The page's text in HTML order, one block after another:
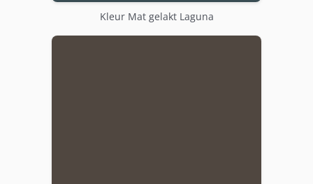
Kleur Mat gelakt Laguna